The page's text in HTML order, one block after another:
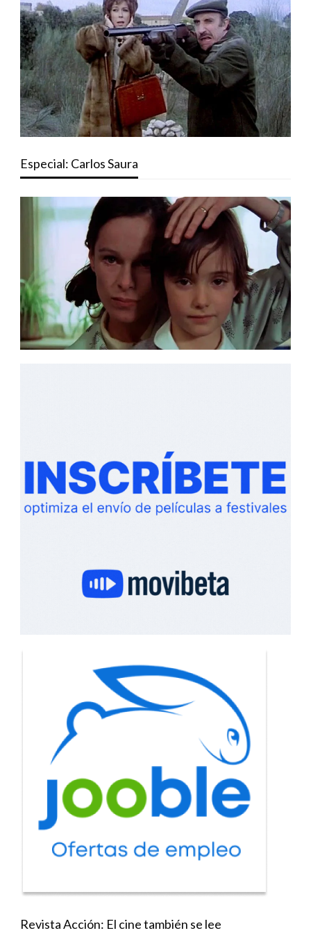
Especial: Carlos Saura
Revista Acción: El cine también se lee